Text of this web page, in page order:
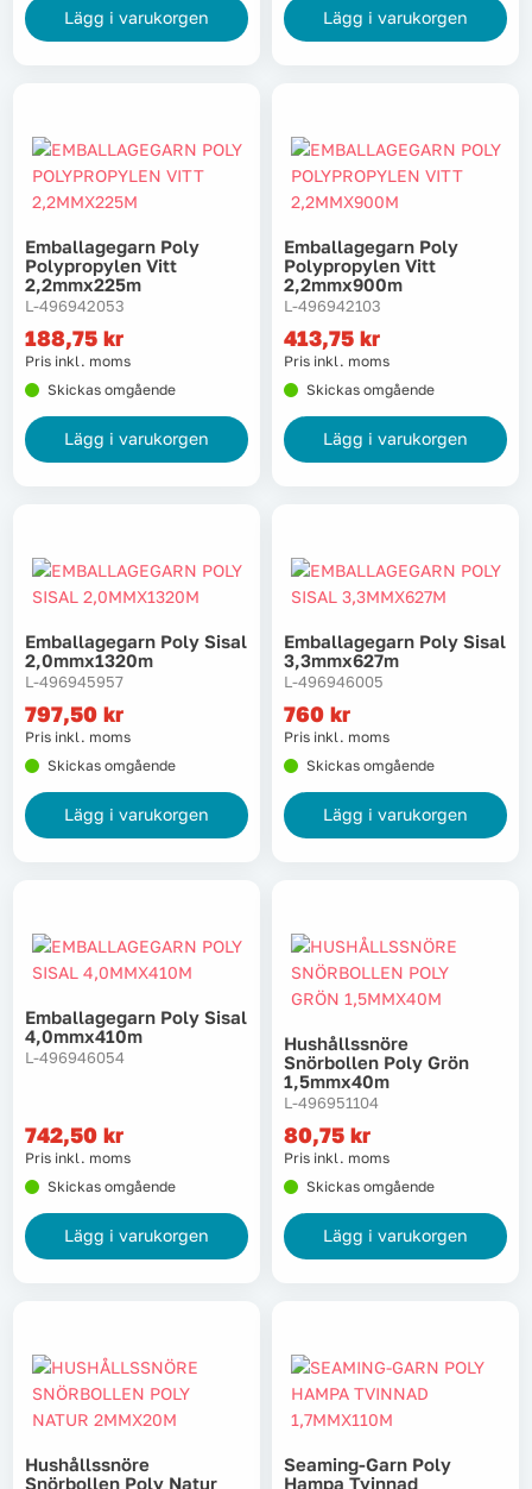
Lägg i varukorgen Lägg i varukorgen
Emballagegarn Poly
Polypropylen Vitt
2,2mmx225m
L-496942053
188,75 kr
Pris inkl. moms
Skickas omgående
Lägg i varukorgen
Emballagegarn Poly
Polypropylen Vitt
2,2mmx900m
L-496942103
413,75 kr
Pris inkl. moms
Skickas omgående
Lägg i varukorgen
Emballagegarn Poly Sisal
2,0mmx1320m
L-496945957
797,50 kr
Pris inkl. moms
Skickas omgående
Lägg i varukorgen
Emballagegarn Poly Sisal
3,3mmx627m
L-496946005
760 kr
Pris inkl. moms
Skickas omgående
Lägg i varukorgen
Emballagegarn Poly Sisal
4,0mmx410m
L-496946054
742,50 kr
Pris inkl. moms
Skickas omgående
Lägg i varukorgen
Hushållssnöre
Snörbollen Poly Grön
1,5mmx40m
L-496951104
80,75 kr
Pris inkl. moms
Skickas omgående
Lägg i varukorgen
Hushållssnöre
Snörbollen Poly Natur
Seaming-Garn Poly
Hampa Tvinnad